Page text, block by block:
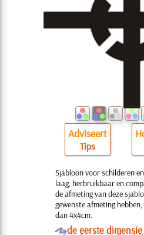
Adviseert
Tips
Sjabloon voor schilderen
laag, herbruikbaar en
de afmeting van deze
gewenste afmeting
dan 4x4cm.
Ode eerste